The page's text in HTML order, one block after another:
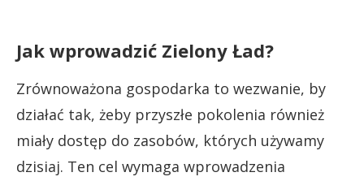
Jak wprowadzić Zielony Ład?
Zrównoważona gospodarka to wezwanie, by
działać tak, żeby przyszłe pokolenia również
miały dostęp do zasobów, których używamy
dzisiaj. Ten cel wymaga wprowadzenia